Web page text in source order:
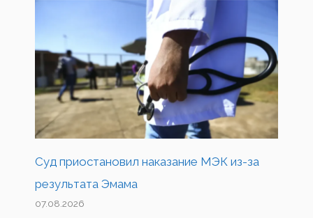
Суд приостановил наказание МЭК из-за
результата Эмама
07.08.2026